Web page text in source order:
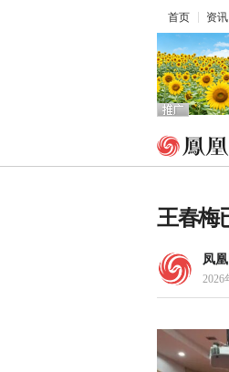
首页 资讯
王春梅
凤
2026